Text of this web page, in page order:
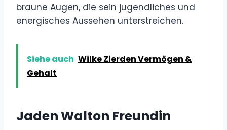
braune Augen, die sein jugendliches und
energisches Aussehen unterstreichen.
Siehe auch Wilke Zierden Vermögen &
Gehalt
Jaden Walton Freundin